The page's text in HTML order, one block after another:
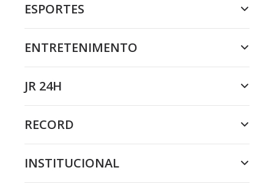
ESPORTES
ENTRETENIMENTO
JR 24H
RECORD
INSTITUCIONAL